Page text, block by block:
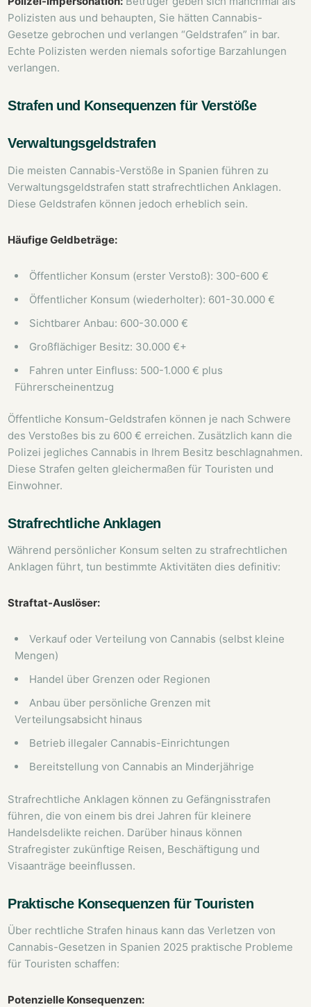
Polizisten aus und behaupten, Sie hätten Cannabis-
Gesetze gebrochen und verlangen “Geldstrafen” in bar.
Echte Polizisten werden niemals sofortige Barzahlungen
verlangen.
Strafen und Konsequenzen für Verstöße
Verwaltungsgeldstrafen
Die meisten Cannabis-Verstöße in Spanien führen zu
Verwaltungsgeldstrafen statt strafrechtlichen Anklagen.
Diese Geldstrafen können jedoch erheblich sein.
Häufige Geldbeträge:
Öffentlicher Konsum (erster Verstoß): 300-600 €
Öffentlicher Konsum (wiederholter): 601-30.000 €
Sichtbarer Anbau: 600-30.000 €
Großflächiger Besitz: 30.000 €+
Fahren unter Einfluss: 500-1.000 € plus
Führerscheinentzug
Öffentliche Konsum-Geldstrafen können je nach Schwere
des Verstoßes bis zu 600 € erreichen. Zusätzlich kann die
Polizei jegliches Cannabis in Ihrem Besitz beschlagnahmen.
Diese Strafen gelten gleichermaßen für Touristen und
Einwohner.
Strafrechtliche Anklagen
Während persönlicher Konsum selten zu strafrechtlichen
Anklagen führt, tun bestimmte Aktivitäten dies definitiv:
Straftat-Auslöser:
Verkauf oder Verteilung von Cannabis (selbst kleine
Mengen)
Handel über Grenzen oder Regionen
Anbau über persönliche Grenzen mit
Verteilungsabsicht hinaus
Betrieb illegaler Cannabis-Einrichtungen
Bereitstellung von Cannabis an Minderjährige
Strafrechtliche Anklagen können zu Gefängnisstrafen
führen, die von einem bis drei Jahren für kleinere
Handelsdelikte reichen. Darüber hinaus können
Strafregister zukünftige Reisen, Beschäftigung und
Visaanträge beeinflussen.
Praktische Konsequenzen für Touristen
Über rechtliche Strafen hinaus kann das Verletzen von
Cannabis-Gesetzen in Spanien 2025 praktische Probleme
für Touristen schaffen:
Potenzielle Konsequenzen: